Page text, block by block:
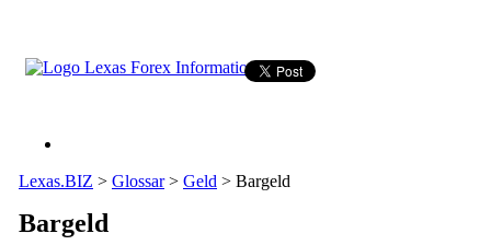
Lexas.BIZ > Glossar> Geld > Bargeld
Bargeld